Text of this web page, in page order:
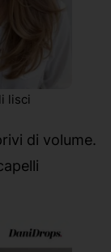
lisci
di volume.